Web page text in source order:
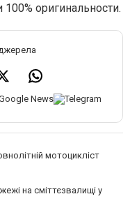
100% оригинальности.
мотоцикліст
на сміттєзвалищі у